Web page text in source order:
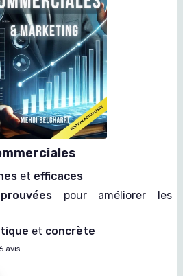
et efficaces
prouvéespour améliorer les
et concrète
avis